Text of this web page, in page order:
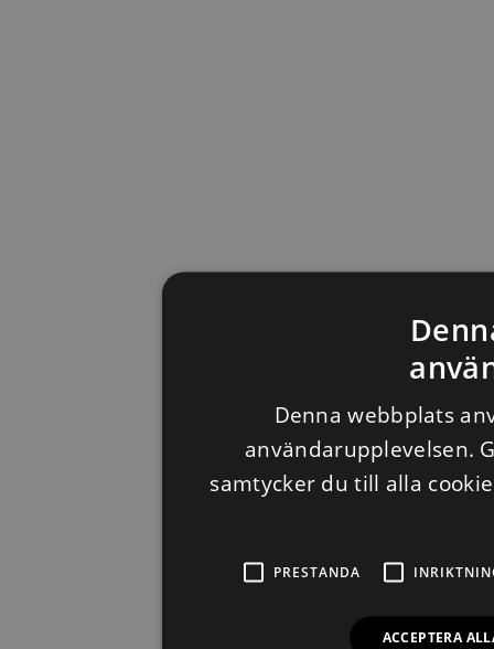
Denna webbplats
användarupplevelsen.
samtycker du till alla
PRESTANDA
ACCEPTERA